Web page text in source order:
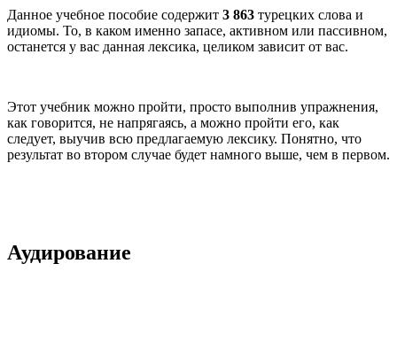
Данное учебное пособие содержит 3 863 турецких слова и
идиомы. То, в каком именно запасе, активном или пассивном,
останется у вас данная лексика, целиком зависит от вас.
Этот учебник можно пройти, просто выполнив упражнения,
как говорится, не напрягаясь, а можно пройти его, как
следует, выучив всю предлагаемую лексику. Понятно, что
результат во втором случае будет намного выше, чем в первом.
Аудирование